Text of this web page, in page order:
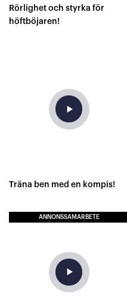
Rörlighet och styrka för
höftböjaren!
play_arrow
Träna ben med en kompis!
ANNONSSAMARBETE
play_arrow